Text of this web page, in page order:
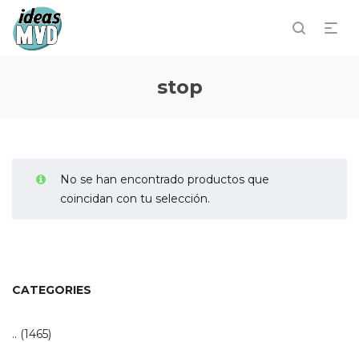
stop
No se han encontrado productos que
coincidan con tu selección.
CATEGORIES
.. (1465)